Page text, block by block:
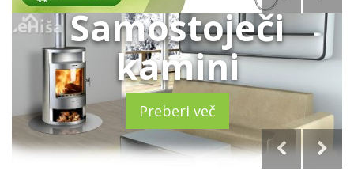
Samostoječi
kamini
Preberi več